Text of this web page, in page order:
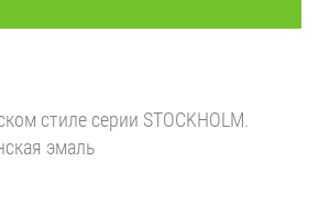
стиле серии STOCKHOLM.
эмаль